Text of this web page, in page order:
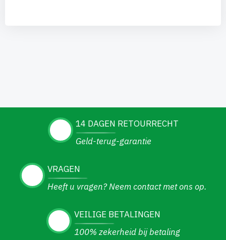
14 DAGEN RETOURRECHT
Geld-terug-garantie
VRAGEN
Heeft u vragen? Neem contact met ons op.
VEILIGE BETALINGEN
100% zekerheid bij betaling